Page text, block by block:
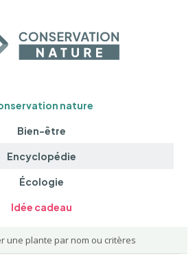
nature
Bien-être
Encyclopédie
Écologie
Idée cadeau
une plante par nom ou critères